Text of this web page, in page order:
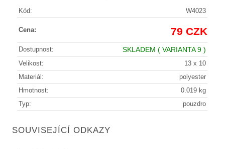
Kód: W4023
Cena: 79 CZK
Dostupnost: SKLADEM ( VARIANTA 9 )
Velikost:
13 x 10
Materiál:
polyester
Hmotnost:
0.019 kg
Typ:
pouzdro
SOUVISEJÍCÍ ODKAZY